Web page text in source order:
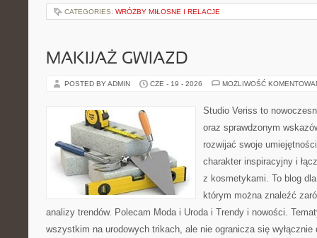
CATEGORIES: WRÓŻBY MIŁOSNE I RELACJE
MAKIJAŻ GWIAZD
POSTED BY ADMIN CZE - 19 - 2026 MOŻLIWOŚĆ
Studio Veriss to
oraz sprawdzonym
rozwijać swoje
charakter inspiracyjny i
z kosmetykami. To blog
którym można znaleźć
analizy trendów. Polecam Moda i Uroda i Trendy i nowości.
wszystkim na urodowych trikach, ale nie ogranicza się